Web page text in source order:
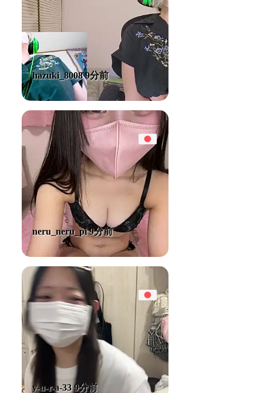
hazuki_8008 9分前
neru_neru_pi 9分前
y-u-r-a-33 9分前